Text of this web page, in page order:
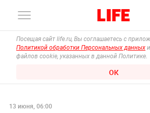
Посещая сайт life.ru, Вы соглашаетесь с
Политикой обработки Персональных данных
файлов cookie, указанных в данной Политике.
ОК
13 июня, 06:00